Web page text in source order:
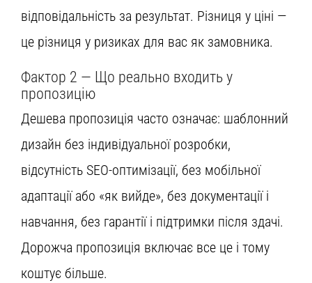
відповідальність за результат. Різниця у ціні —
це різниця у ризиках для вас як замовника.
Фактор 2 — Що реально входить у
пропозицію
Дешева пропозиція часто означає: шаблонний
дизайн без індивідуальної розробки,
відсутність SEO-оптимізації, без мобільної
адаптації або «як вийде», без документації і
навчання, без гарантії і підтримки після здачі.
Дорожча пропозиція включає все це і тому
коштує більше.